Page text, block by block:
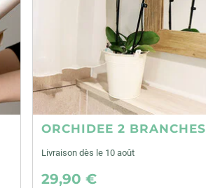
ORCHIDEE 2 BRANCHES
Livraison dès le 10 août
29,90 €